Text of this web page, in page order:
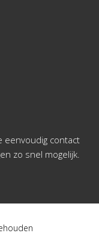
eenvoudig contact
zo snel mogelijk.